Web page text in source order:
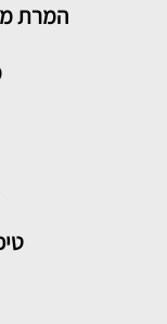
המרת